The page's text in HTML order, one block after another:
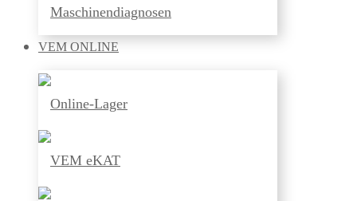
Maschinendiagnosen
VEM ONLINE
Online-Lager
VEM eKAT